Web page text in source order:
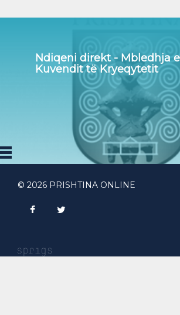
Ndiqeni direkt - Mbledhja
Kuvendit të Kryeqytetit
© 2026 PRISHTINA ONLINE